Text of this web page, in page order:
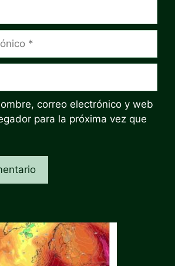
correo electrónico y web
para la próxima vez que